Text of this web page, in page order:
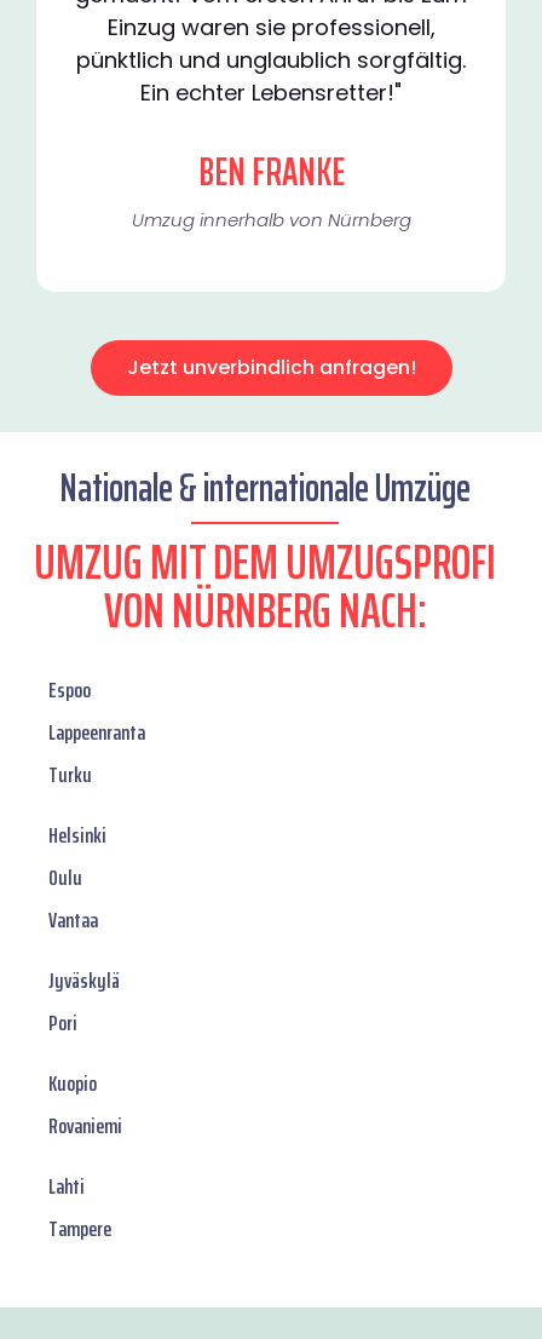
Einzug waren sie professionell,
pünktlich und unglaublich sorgfältig.
Ein echter Lebensretter!"
BEN FRANKE
Umzug innerhalb von Nürnberg​
Jetzt unverbindlich anfragen!
Nationale & internationale Umzüge
UMZUG MIT DEM UMZUGSPROFI
VON NÜRNBERG NACH:
Espoo
Lappeenranta
Turku
Helsinki
Oulu
Vantaa
Jyväskylä
Pori
Kuopio
Rovaniemi
Lahti
Tampere